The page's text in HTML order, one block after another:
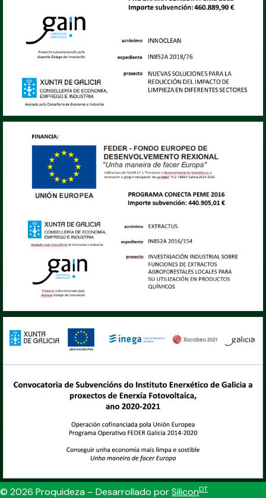
© 2026 Proquideza – Desarrollado porSiliconDT